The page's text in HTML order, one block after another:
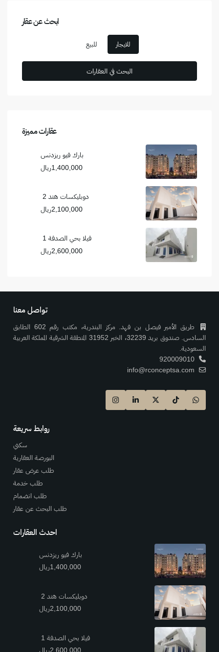
ابحث عن عقار
للايجار للبيع
عقارات مميزة
بارك فيو ريزدنس
1,400,000ريال
دوبليكسات هند 2
2,100,000ريال
فيلا بحي الصدفة 1
2,600,000ريال
تواصل معنا
طريق الأمير فيصل بن فهد. مركز البندرية، مكتب رقم 602 الطابق
السادس. صندوق بريد 32239، الخبر 31952 المنطقة الشرقية المملكة العربية
السعودية.
920009010
info@rconceptsa.com
روابط سريعة
سكني
البورصة العقارية
طلب عرض عقار
طلب خدمة
طلب انضمام
طلب البحث عن عقار
احدث العقارات
بارك فيو ريزدنس
1,400,000ريال
دوبليكسات هند 2
2,100,000ريال
فيلا بحي الصدفة 1
2,600,000ريال